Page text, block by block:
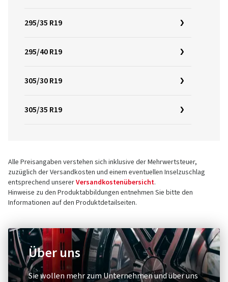
295/35 R19
295/40 R19
305/30 R19
305/35 R19
Alle Preisangaben verstehen sich inklusive der Mehrwertsteuer,
zuzüglich der Versandkosten und einem eventuellen Inselzuschlag
entsprechend unsererVersandkostenübersicht.
Hinweise zu den Produktabbildungen entnehmen Sie bitte den
Informationen auf den Produktdetailseiten.
Über uns
Sie wollen mehr zum Unternehmen und über uns